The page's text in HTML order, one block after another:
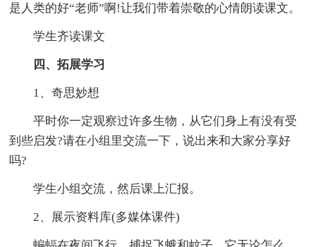
是人类的好“老师”啊!让我们带着崇敬的心情朗读课文。
学生齐读课文
四、拓展学习
1、奇思妙想
平时你一定观察过许多生物，从它们身上有没有受
到些启发?请在小组里交流一下，说出来和大家分享好
吗?
学生小组交流，然后课上汇报。
2、展示资料库(多媒体课件)